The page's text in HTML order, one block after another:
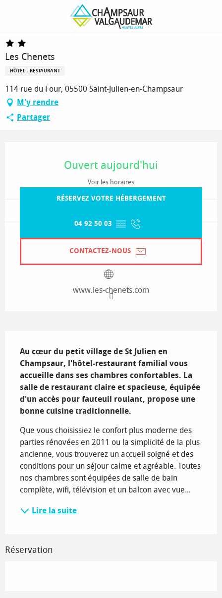
principal
Les Chenets
Les Chenets
HÔTEL - RESTAURANT
114 rue du Four, 05500 Saint-Julien-en-Champsaur
M'y rendre
Partager
Ouvert aujourd'hui
Voir les horaires
RÉSERVEZ VOTRE HÉBERGEMENT
04 92 50 03 ▒▒
CONTACTEZ-NOUS
www.les-chenets.com
Au cœur du petit village de St Julien en
Champsaur, l'hôtel-restaurant familial vous
accueille dans ses chambres confortables. La
salle de restaurant claire et spacieuse, équipée
d'un accès pour fauteuil roulant, propose une
bonne cuisine traditionnelle.
Que vous choisissiez le confort plus moderne des
parties rénovées en 2011 ou la simplicité de la plus
ancienne, vous trouverez un accueil soigné et des
conditions pour un séjour calme et agréable. Toutes
nos chambres sont équipées de salle de bain
complète, wifi, télévision et un balcon avec vue...
Lire la suite
Réservation